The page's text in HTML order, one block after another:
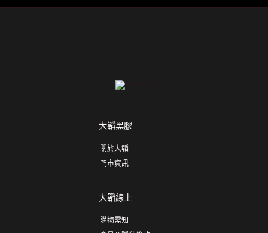
大韜黑膠
關於大韜
門市資訊
大韜線上
購物需知